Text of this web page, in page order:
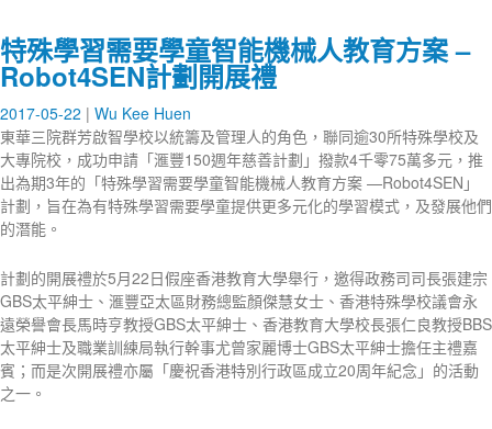
特殊學習需要學童智能機械人教育方案 –
Robot4SEN計劃開展禮
2017-05-22
Wu Kee Huen
東華三院群芳啟智學校以統籌及管理人的角色，聯同逾30所特殊學校及
大專院校，成功申請「滙豐150週年慈善計劃」撥款4千零75萬多元，推
出為期3年的「特殊學習需要學童智能機械人教育方案 —Robot4SEN」
計劃，旨在為有特殊學習需要學童提供更多元化的學習模式，及發展他們
的潛能。
計劃的開展禮於5月22日假座香港教育大學舉行，邀得政務司司長張建宗
GBS太平紳士、滙豐亞太區財務總監顏傑慧女士、香港特殊學校議會永
遠榮譽會長馬時亨教授GBS太平紳士、香港教育大學校長張仁良教授BBS
太平紳士及職業訓練局執行幹事尤曾家麗博士GBS太平紳士擔任主禮嘉
賓；而是次開展禮亦屬「慶祝香港特別行政區成立20周年紀念」的活動
之一。